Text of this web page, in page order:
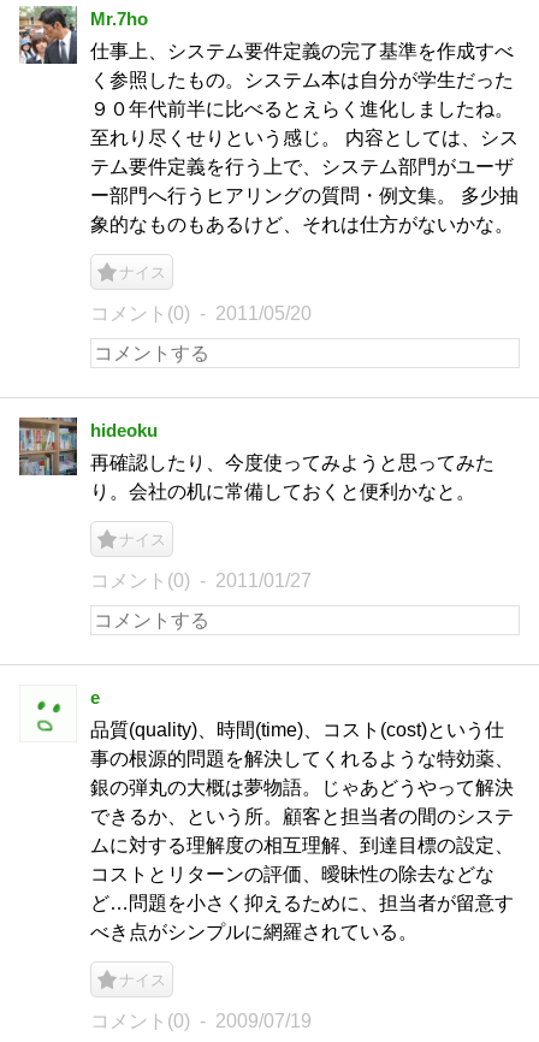
Mr.7ho
仕事上、システム要件定義の完了基準を作成すべ
く参照したもの。システム本は自分が学生だった
９０年代前半に比べるとえらく進化しましたね。
至れり尽くせりという感じ。 内容としては、シス
テム要件定義を行う上で、システム部門がユーザ
ー部門へ行うヒアリングの質問・例文集。 多少抽
象的なものもあるけど、それは仕方がないかな。
ナイス
コメント(0) 2011/05/20
hideoku
再確認したり、今度使ってみようと思ってみた
り。会社の机に常備しておくと便利かなと。
ナイス
コメント(0) 2011/01/27
e
品質(quality)、時間(time)、コスト(cost)という仕
事の根源的問題を解決してくれるような特効薬、
銀の弾丸の大概は夢物語。じゃあどうやって解決
できるか、という所。顧客と担当者の間のシステ
ムに対する理解度の相互理解、到達目標の設定、
コストとリターンの評価、曖昧性の除去などな
ど…問題を小さく抑えるために、担当者が留意す
べき点がシンプルに網羅されている。
ナイス
コメント(0) 2009/07/19